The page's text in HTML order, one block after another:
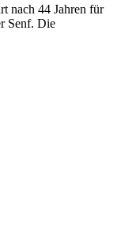
nach 44 Jahren für
Senf. Die